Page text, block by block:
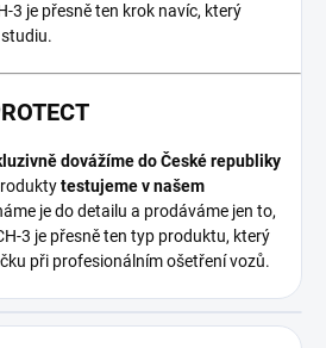
3 je přesně ten krok navíc, který
dovážíme do České republiky
testujeme v našem
je do detailu a prodáváme jen to,
3 je přesně ten typ produktu, který
při profesionálním ošetření vozů.